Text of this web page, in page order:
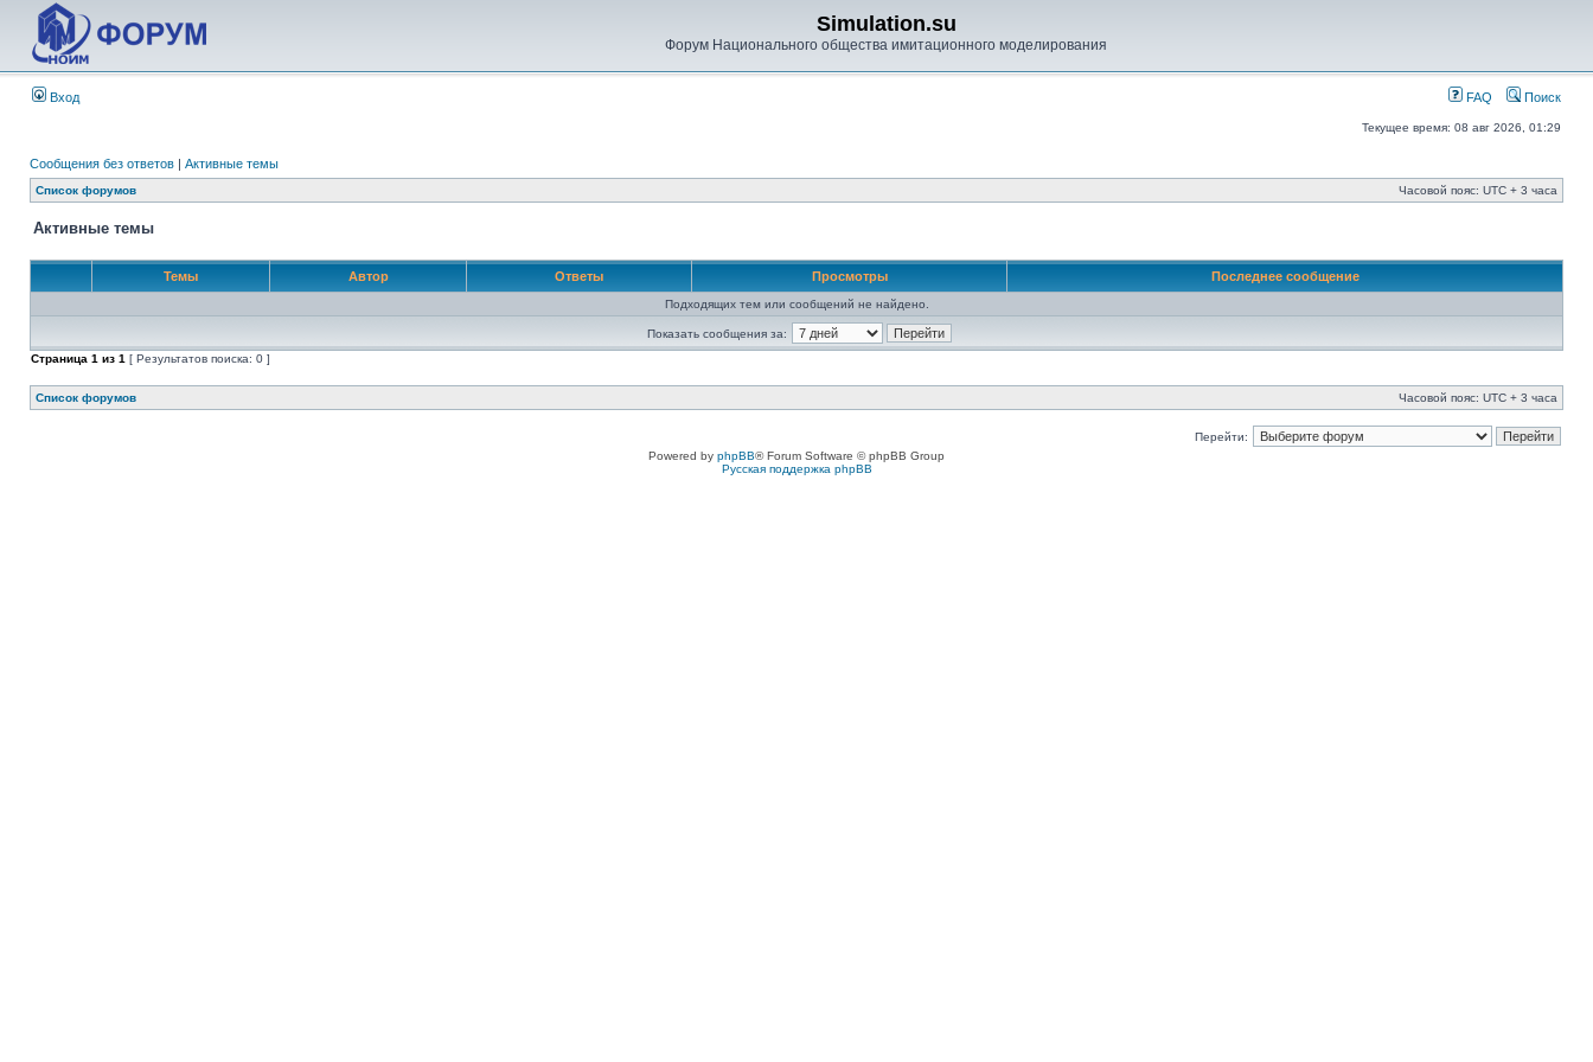
Simulation.su
Форум Национального общества имитационного моделирования
Вход FAQ Поиск
Текущее время: 08 авг 2026, 01:29
Сообщения без ответов | Активные темы
Список форумов Часовой пояс: UTC + 3 часа
Активные темы
Темы Автор Ответы Просмотры Последнее сообщение
Подходящих тем или сообщений не найдено.
Показать сообщения за:
Страница 1 из 1 [ Результатов поиска: 0 ]
Список форумов Часовой пояс: UTC + 3 часа
Перейти:
Powered by phpBB® Forum Software © phpBB Group
Русская поддержка phpBB